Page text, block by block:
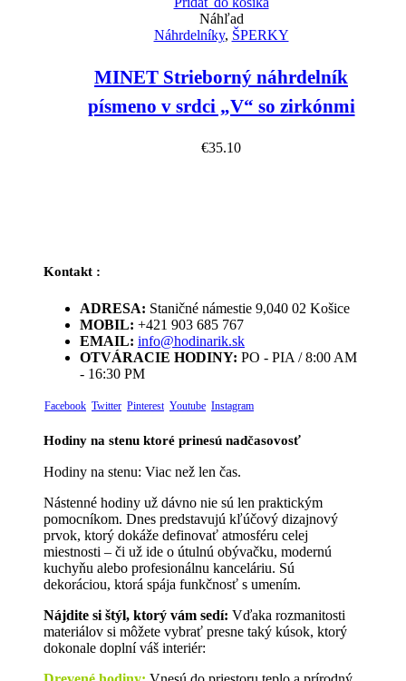
Náhľad
Náhrdelníky, ŠPERKY
MINET Strieborný náhrdelník
písmeno v srdci „V“ so zirkónmi
€35.10
Kontakt :
ADRESA: Staničné námestie 9,040 02 Košice
MOBIL: +421 903 685 767
EMAIL: info@hodinarik.sk
OTVÁRACIE HODINY: PO - PIA / 8:00 AM
- 16:30 PM
Facebook Twitter Pinterest Youtube Instagram
Hodiny na stenu ktoré prinesú nadčasovosť
Hodiny na stenu: Viac než len čas.
Nástenné hodiny už dávno nie sú len praktickým
pomocníkom. Dnes predstavujú kľúčový dizajnový
prvok, ktorý dokáže definovať atmosféru celej
miestnosti – či už ide o útulnú obývačku, modernú
kuchyňu alebo profesionálnu kanceláriu. Sú
dekoráciou, ktorá spája funkčnosť s umením.
Nájdite si štýl, ktorý vám sedí: Vďaka rozmanitosti
materiálov si môžete vybrať presne taký kúsok, ktorý
dokonale doplní váš interiér: